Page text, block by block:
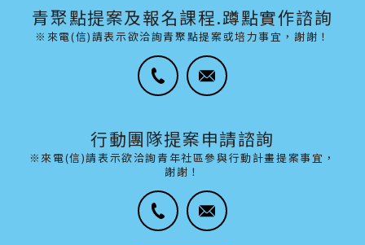
青聚點提案及報名課程.蹲點實作諮詢
※來電(信)請表示欲洽詢青聚點提案或培力事宜，謝謝！
行動團隊提案申請諮詢
※來電(信)請表示欲洽詢青年社區參與行動計畫提案事宜，
謝謝！